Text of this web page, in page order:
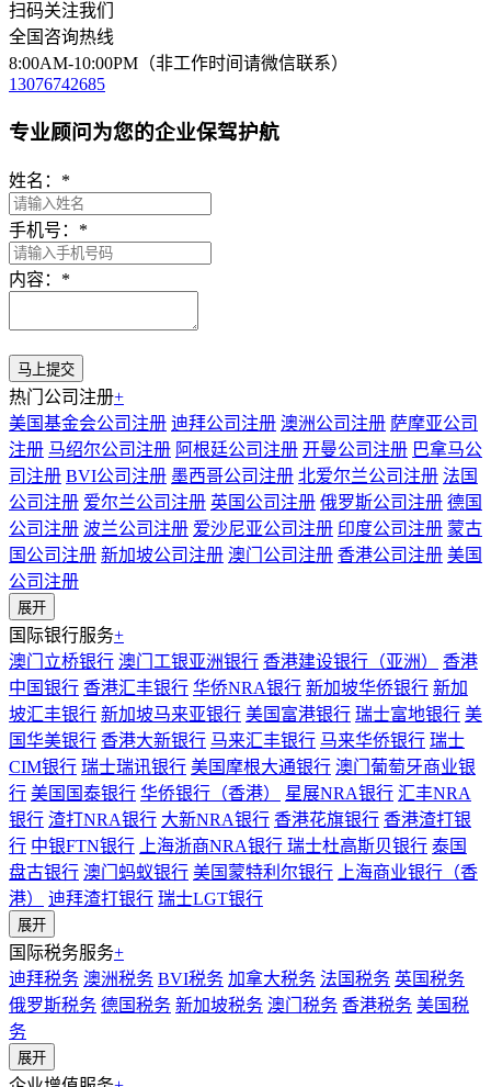
扫码关注我们
全国咨询热线
8:00AM-10:00PM（非工作时间请微信联系）
13076742685
专业顾问为您的企业保驾护航
姓名： *
手机号： *
内容： *
热门公司注册+
美国基金会公司注册 迪拜公司注册 澳洲公司注册 萨摩亚公司
注册 马绍尔公司注册 阿根廷公司注册 开曼公司注册 巴拿马公
司注册 BVI公司注册 墨西哥公司注册 北爱尔兰公司注册 法国
公司注册 爱尔兰公司注册 英国公司注册 俄罗斯公司注册 德国
公司注册 波兰公司注册 爱沙尼亚公司注册 印度公司注册 蒙古
国公司注册 新加坡公司注册 澳门公司注册 香港公司注册 美国
公司注册
展开
国际银行服务+
澳门立桥银行 澳门工银亚洲银行 香港建设银行（亚洲）
香港
中国银行 香港汇丰银行 华侨NRA银行 新加坡华侨银行 新加
坡汇丰银行 新加坡马来亚银行 美国富港银行 瑞士富地银行 美
国华美银行 香港大新银行 马来汇丰银行 马来华侨银行 瑞士
CIM银行 瑞士瑞讯银行 美国摩根大通银行 澳门葡萄牙商业银
行 美国国泰银行 华侨银行（香港） 星展NRA银行 汇丰NRA
银行 渣打NRA银行 大新NRA银行 香港花旗银行 香港渣打银
行 中银FTN银行 上海浙商NRA银行 瑞士杜高斯贝银行 泰国
盘古银行 澳门蚂蚁银行 美国蒙特利尔银行
上海商业银行（香
港）
迪拜渣打银行 瑞士LGT银行
展开
国际税务服务+
迪拜税务 澳洲税务 BVI税务 加拿大税务 法国税务 英国税务
俄罗斯税务 德国税务 新加坡税务 澳门税务 香港税务 美国税
务
展开